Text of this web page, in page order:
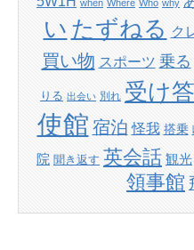
when Where Who why
い たずねる ク
買い物 スポーツ 乗る
りる 出会い 別れ 受け
使館 宿泊 怪我 搭乗
院 聞き返す 英会話 観光
領事館